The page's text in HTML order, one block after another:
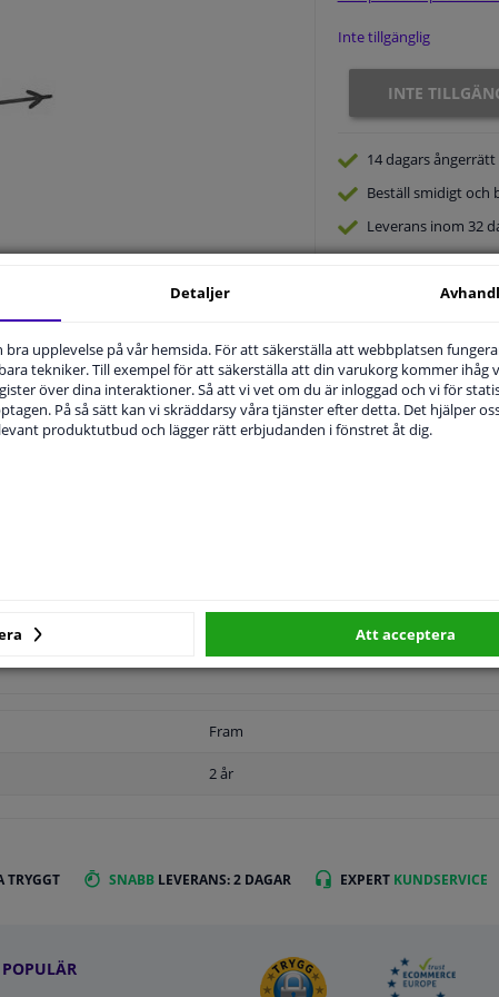
Inte tillgänglig
INTE
14 dagarsångerrätt
Beställ smidigt och
Leverans inom 32
ExpertKundservice
Fram
2 år
TRYGGT SNABB LEVERANS: 2 DAGAR EXPERT KUNDSERVICE
POPULÄR
Detaljer
bra upplevelse på vår hemsida. För att säkerställa att webbplatsen
tekniker. Till exempel för att säkerställa att din varukorg kommer ihåg
över dina interaktioner. Så att vi vet om du är inloggad och vi för
På så sätt kan vi skräddarsy våra tjänster efter detta. Det hjälper
produktutbud och lägger rätt erbjudanden i fönstret åt dig.
Att acceptera